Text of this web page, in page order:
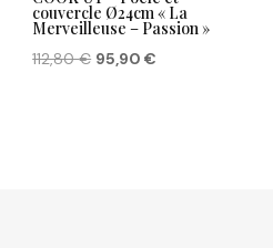
couvercle Ø24cm « La
Merveilleuse – Passion »
112,80€ Le
95,90€